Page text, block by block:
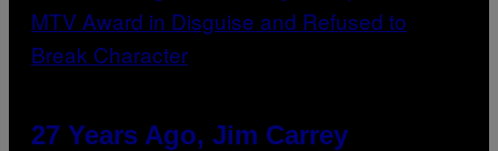
27 Years Ago, Jim Carrey